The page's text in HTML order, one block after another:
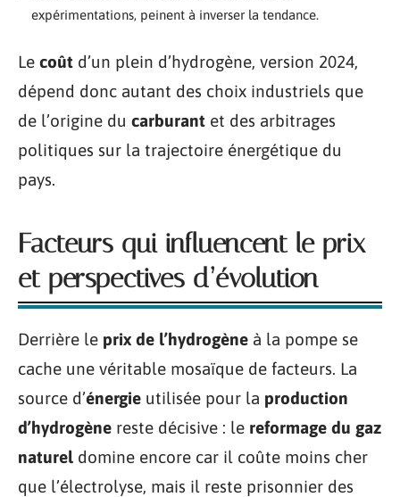
expérimentations, peinent à inverser la tendance.
Le coût d’un plein d’hydrogène, version 2024,
dépend donc autant des choix industriels que
de l’origine du carburant et des arbitrages
politiques sur la trajectoire énergétique du
pays.
Facteurs qui influencent le prix
et perspectives d’évolution
Derrière le prix de l’hydrogène à la pompe se
cache une véritable mosaïque de facteurs. La
source d’énergie utilisée pour la production
d’hydrogène reste décisive : le reformage du gaz
naturel domine encore car il coûte moins cher
que l’électrolyse, mais il reste prisonnier des